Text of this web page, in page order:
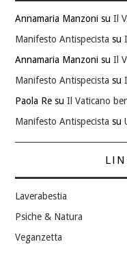
Annamaria Manzoni suIl
Manifesto Antispecista su
Annamaria Manzoni suIl
Manifesto Antispecista su
Paola Re suIl Vaticano
Manifesto Antispecista su
Laverabestia
Psiche & Natura
Veganzetta